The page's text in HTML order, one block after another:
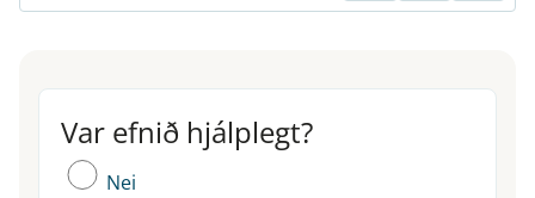
Var efnið hjálplegt?
Var efnið hjálplegt?
Nei